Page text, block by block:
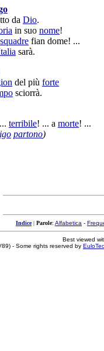
da Dio.
in suo nome!
squadre fian dome! ...
sarà.
del più forte
sciorrà.
terribile! ... a morte! ...
partono)
Indice| Parole: Alfabetica -
Best viewed
- Some rights reserved by